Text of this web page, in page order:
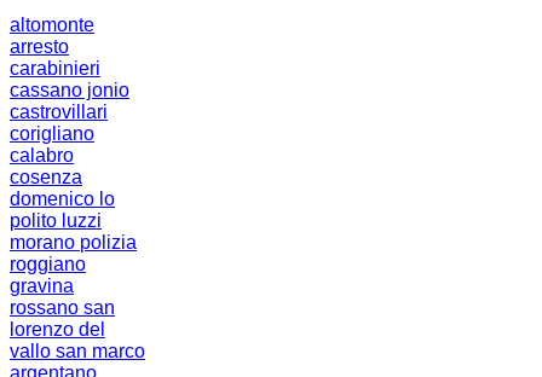
altomonte
arresto
carabinieri
cassano jonio
castrovillari
corigliano
calabro
cosenza
domenico lo
polito luzzi
morano polizia
roggiano
gravina
rossano san
lorenzo del
vallo san marco
argentano